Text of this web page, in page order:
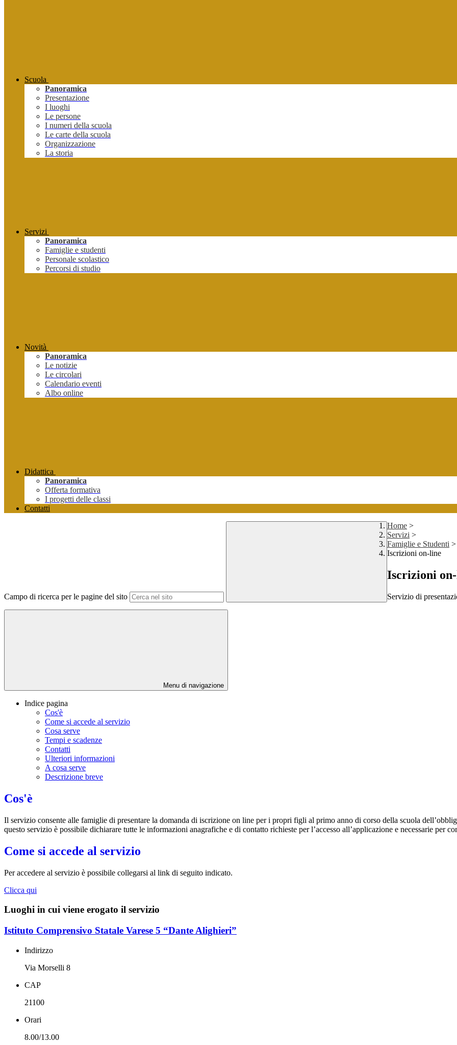
Scuola
Panoramica
Presentazione
I luoghi
Le persone
I numeri della scuola
Le carte della scuola
Organizzazione
La storia
Servizi
Panoramica
Famiglie e studenti
Personale scolastico
Percorsi di studio
Novità
Panoramica
Le notizie
Le circolari
Calendario eventi
Albo online
Didattica
Panoramica
Offerta formativa
I progetti delle classi
Contatti
Campo di ricerca per le pagine del sito
Home >
Servizi >
Famiglie e Studenti >
Iscrizioni on-line
Iscrizioni
Servizio di
Menu di navigazione
Indice pagina
Cos'è
Come si accede al servizio
Cosa serve
Tempi e scadenze
Contatti
Ulteriori informazioni
A cosa serve
Descrizione breve
Cos'è
Il servizio consente alle famiglie di presentare la domanda di iscrizione on line per i propri figli al primo anno di corso della scuola
questo servizio è possibile dichiarare tutte le informazioni anagrafiche e di contatto richieste per l’accesso all’applicazione e necessarie per
Come si accede al servizio
Per accedere al servizio è possibile collegarsi al link di seguito indicato.
Clicca qui
Luoghi in cui viene erogato il servizio
Istituto Comprensivo Statale Varese 5 “Dante Alighieri”
Indirizzo
Via Morselli 8
CAP
21100
Orari
8.00/13.00